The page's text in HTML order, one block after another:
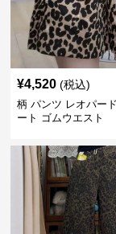
¥4,520 (税込)
柄 パンツ レオパー
ート ゴムウエスト